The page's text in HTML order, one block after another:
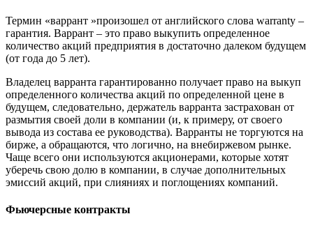
Термин «варрант »произошел от английского слова warranty –
гарантия. Варрант – это право выкупить определенное
количество акций предприятия в достаточно далеком будущем
(от года до 5 лет).
Владелец варранта гарантированно получает право на выкуп
определенного количества акций по определенной цене в
будущем, следовательно, держатель варранта застрахован от
размытия своей доли в компании (и, к примеру, от своего
вывода из состава ее руководства). Варранты не торгуются на
бирже, а обращаются, что логично, на внебиржевом рынке.
Чаще всего они используются акционерами, которые хотят
уберечь свою долю в компании, в случае дополнительных
эмиссий акций, при слияниях и поглощениях компаний.
Фьючерсные контракты